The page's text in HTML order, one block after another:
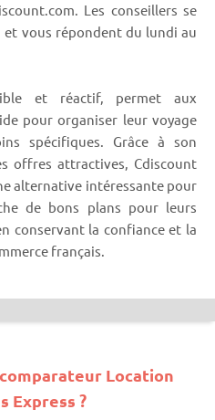
Les conseillers se
vous répondent du lundi au
et réactif, permet aux
pour organiser leur voyage
spécifiques. Grâce à son
offres attractives, Cdiscount
alternative intéressante pour
de bons plans pour leurs
conservant la confiance et la
français.
Location
Express ?